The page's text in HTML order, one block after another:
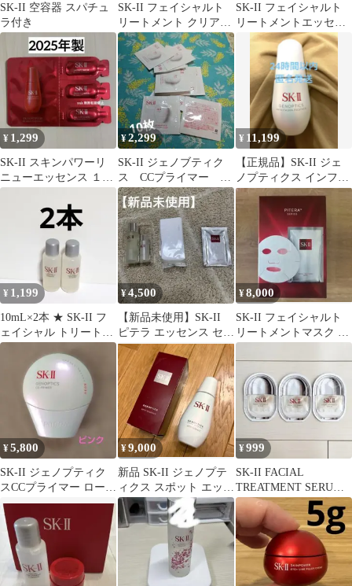
SK-II 空容器 スパチュ
ラ付き
SK-II フェイシャルト
リートメント クリアロ
ーション 230ml
SK-II フェイシャルト
リートメントエッセン
ス サンプル 10ml 2本セ
¥ 1,299
SK-II スキンパワーリ
ニューエッセンス １ml
３包
¥2,299
SK-II ジェノブティク
ス CCプライマー 10
枚
¥ 11,199
【正規品】SK-II ジェ
ノプティクス インフィ
ニットオーラ エッセン
¥ 1,199
10mL×2本 ★ SK-II フ
ェイシャル トリートメ
ント エッセンス ⑪
¥4,500
【新品未使用】SK-II
ピテラ エッセンス セッ
ト
¥8,000
SK-II フェイシャルト
リートメントマスク 10
枚入
¥5,800
SK-II ジェノプティク
スCCプライマー ロージ
ーピンク 30g
¥9,000
新品 SK-II ジェノプテ
ィクス スポット エッセ
ンス 75ml
¥999
SK-II FACIAL
TREATMENT SERUM
サンプル 3包